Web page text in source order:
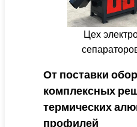
Цех
От поставки
комплексных
термических
профилей